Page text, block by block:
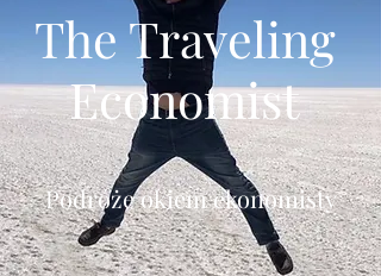
The Traveling
Economist
Podróże okiem ekonomisty